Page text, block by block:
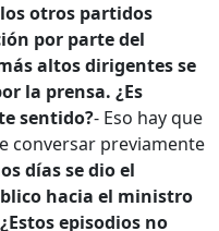
otros partidos
por parte del
altos dirigentes se
la prensa. ¿Es
sentido?- Eso hay que
conversar previamente
días se dio el
hacia el ministro
episodios no